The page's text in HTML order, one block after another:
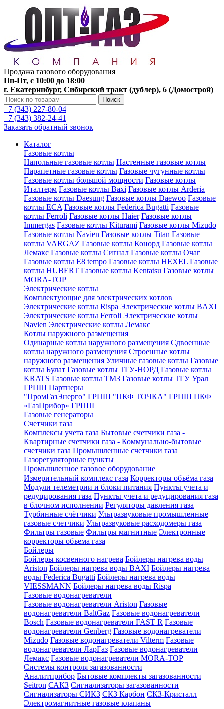
Продажа газового оборудования
Пн-Пт, с 10:00 до 18:00
г. Екатеринбург, Сибирский тракт (дублер), 6 (Домострой)
Поиск
+7 (343) 227-80-04
+7 (343) 382-24-41
Заказать обратный звонок
Каталог
Газовые котлы
Напольные газовые котлы Настенные газовые котлы
Парапетные газовые котлы Газовые чугунные котлы
Газовые котлы большой мощности Газовые котлы
Италтерм Газовые котлы Baxi Газовые котлы Arderia
Газовые котлы Daesung Газовые котлы Daewoo Газовые
котлы ECA Газовые котлы Federica Bugatti Газовые
котлы Ferroli Газовые котлы Haier Газовые котлы
Immergas Газовые котлы Kiturami Газовые котлы Mizudo
Газовые котлы Navien Газовые котлы Titan Газовые
котлы VARGAZ Газовые котлы Конорд Газовые котлы
Лемакс Газовые котлы Сигнал Газовые котлы Очаг
Газовые котлы E8 tempo Газовые котлы HEXEL Газовые
котлы HUBERT Газовые котлы Kentatsu Газовые котлы
MORA-TOP
Электрические котлы
Комплектующие для электрических котлов
Электрические котлы Rispa Электрические котлы BAXI
Электрические котлы Ferroli Электрические котлы
Navien Электрические котлы Лемакс
Котлы наружного размещения
Одинарные котлы наружного размещения Сдвоенные
котлы наружного размещения Строенные котлы
наружного размещения Уличные газовые котлы Газовые
котлы Булат Газовые котлы ТГУ-НОРД Газовые котлы
KRATS Газовые котлы ТМЗ Газовые котлы ТГУ Урал
ГРПШ Партнеры
"ПромГазЭнерго" ГРПШ "ПКФ ТОЧКА" ГРПШ ПКФ
«ГазПрибор» ГРПШ
Газовые генераторы
Счетчики газа
Комплексы учета газа Бытовые счетчики газа -
Квартирные счетчики газа - Коммунально-бытовые
счетчики газа Промышленные счетчики газа
Газорегуляторные пункты
Промышленное газовое оборудование
Измерительный комплекс газа Корректоры объёма газа
Модули телеметрии и блоки питания Пункты учета и
редуцирования газа Пункты учета и редуцирования газа
в блочном исполнении Регуляторы давления газа
Турбинные счётчики Ультразвуковые промышленные
газовые счетчики Ультразвуковые расходомеры газа
Фильтры газовые Фильтры магнитные Электронные
корректоры объема газа
Бойлеры
Бойлеры косвенного нагрева Бойлеры нагрева воды
Ariston Бойлеры нагрева воды BAXI Бойлеры нагрева
воды Federica Bugatti Бойлеры нагрева воды
VIESSMANN Бойлеры нагрева воды Rispa
Газовые водонагреватели
Газовые водонагреватели Ariston Газовые
водонагреватели BaltGaz Газовые водонагреватели
Bosch Газовые водонагреватели FAST R Газовые
водонагреватели Genberg Газовые водонагреватели
Mizudo Газовые водонагреватели Vilterm Газовые
водонагреватели ЛарГаз Газовые водонагреватели
Лемакс Газовые водонагреватели MORA-TOP
Системы контроля загазованности
Аналитприбор Бытовые комплекты загазованности
Seitron САКЗ Сигнализаторы загазованности
Сигнализаторы СИКЗ СКЗ Карбон СКЗ-Кристалл
Электромагнитные газовые клапаны